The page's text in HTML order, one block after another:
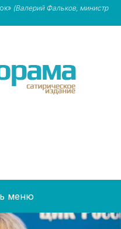
(Валерий Фальков, министр
меню